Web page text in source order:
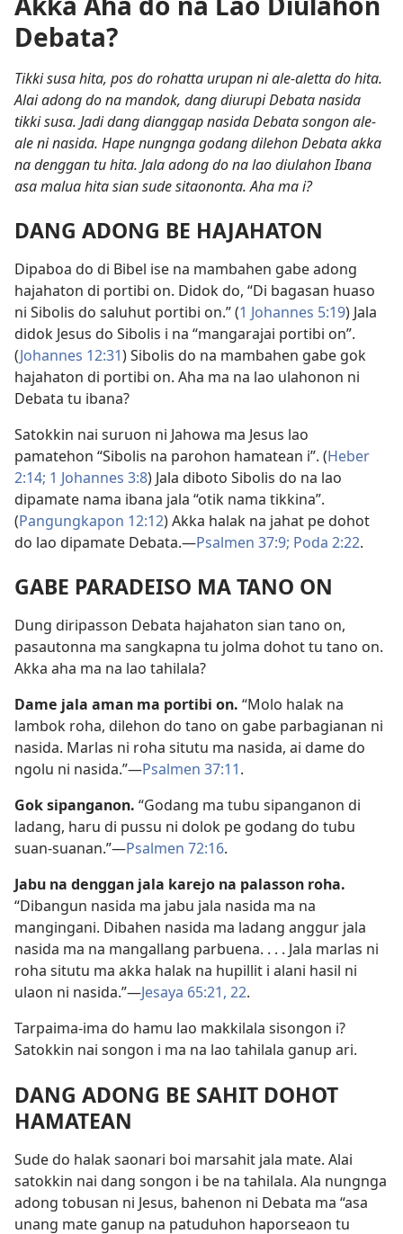
Debata?
Tikki susa hita, pos do rohatta urupan ni ale-aletta do hita.
Alai adong do na mandok, dang diurupi Debata nasida
tikki susa. Jadi dang dianggap nasida Debata songon ale-
ale ni nasida. Hape nungnga godang dilehon Debata akka
na denggan tu hita. Jala adong do na lao diulahon Ibana
asa malua hita sian sude sitaononta. Aha ma i?
DANG ADONG BE HAJAHATON
Dipaboa do di Bibel ise na mambahen gabe adong
hajahaton di portibi on. Didok do, “Di bagasan huaso
ni Sibolis do saluhut portibi on.” (1 Johannes 5:19) Jala
didok Jesus do Sibolis i na “mangarajai portibi on”.
(Johannes 12:31) Sibolis do na mambahen gabe gok
hajahaton di portibi on. Aha ma na lao ulahonon ni
Debata tu ibana?
Satokkin nai suruon ni Jahowa ma Jesus lao
pamatehon “Sibolis na parohon hamatean i”. (Heber
2:14; 1 Johannes 3:8) Jala diboto Sibolis do na lao
dipamate nama ibana jala “otik nama tikkina”.
(Pangungkapon 12:12) Akka halak na jahat pe dohot
do lao dipamate Debata.—Psalmen 37:9; Poda 2:22.
GABE PARADEISO MA TANO ON
Dung diripasson Debata hajahaton sian tano on,
pasautonna ma sangkapna tu jolma dohot tu tano on.
Akka aha ma na lao tahilala?
Dame jala aman ma portibi on. “Molo halak na
lambok roha, dilehon do tano on gabe parbagianan ni
nasida. Marlas ni roha situtu ma nasida, ai dame do
ngolu ni nasida.”—Psalmen 37:11.
Gok sipanganon. “Godang ma tubu sipanganon di
ladang, haru di pussu ni dolok pe godang do tubu
suan-suanan.”—Psalmen 72:16.
Jabu na denggan jala karejo na palasson roha.
“Dibangun nasida ma jabu jala nasida ma na
mangingani. Dibahen nasida ma ladang anggur jala
nasida ma na mangallang parbuena. . . . Jala marlas ni
roha situtu ma akka halak na hupillit i alani hasil ni
ulaon ni nasida.”—Jesaya 65:21, 22.
Tarpaima-ima do hamu lao makkilala sisongon i?
Satokkin nai songon i ma na lao tahilala ganup ari.
DANG ADONG BE SAHIT DOHOT
HAMATEAN
Sude do halak saonari boi marsahit jala mate. Alai
satokkin nai dang songon i be na tahilala. Ala nungnga
adong tobusan ni Jesus, bahenon ni Debata ma “asa
unang mate ganup na patuduhon haporseaon tu